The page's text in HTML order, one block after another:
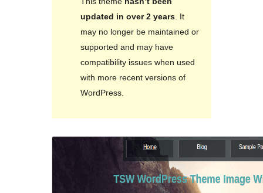
updated in over 2 years. It
may no longer be maintained or
supported and may have
compatibility issues when used
with more recent versions of
WordPress.